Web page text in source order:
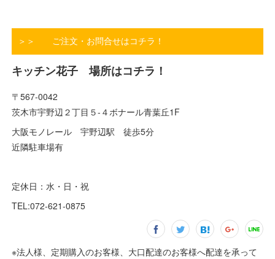
＞＞ ご注文・お問合せはコチラ！
キッチン花子 場所はコチラ！
〒567-0042
茨木市宇野辺２丁目５-４ボナール青葉丘1F
大阪モノレール 宇野辺駅 徒歩5分
近隣駐車場有
定休日：水・日・祝
TEL:072-621-0875
※法人様、定期購入のお客様、大口配達のお客様へ配達を承って